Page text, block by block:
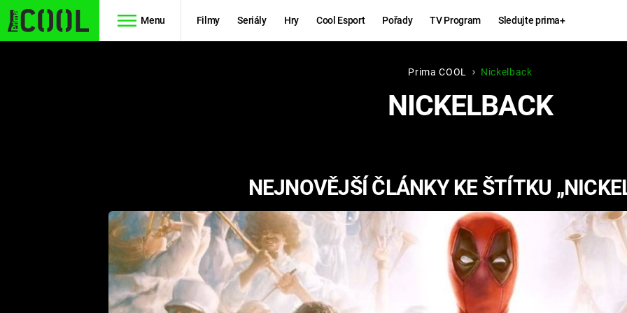
Menu Filmy Seriály Hry Cool Esport Pořady TV Program Sledujte prima+
FUTURAMA
RYCHLE A
ZBĚSILE 10
PREDÁTOR
Hry
KINGDOM
COME:
DELIVERANCE
ESPORT
CHUCK
NORRIS
Prima COOL Nickelback
NICKELBACK
NEJNOVĚJŠÍ ČLÁNKY KE ŠTÍTKU